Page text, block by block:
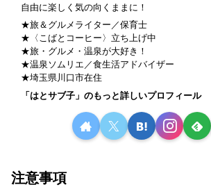
自由に楽しく気の向くままに！
★旅＆グルメライター／保育士
★〈 こばとコーヒー 〉立ち上げ中
★旅・グルメ・温泉が大好き！
★温泉ソムリエ／食生活アドバイザー
★埼玉県川口市在住
「はとサブ子」のもっと詳しいプロフィール
注意事項